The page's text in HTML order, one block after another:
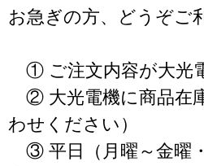
お急ぎの方、どうぞご
① ご注文内容が大光
② 大光電機に商品在
わせください）
③ 平日（月曜～金曜